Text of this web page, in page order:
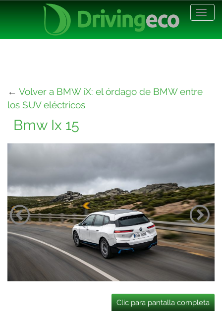
← Volver a BMW iX: el órdago de BMW entre
los SUV eléctricos
Bmw Ix 15
Clic para pantalla completa